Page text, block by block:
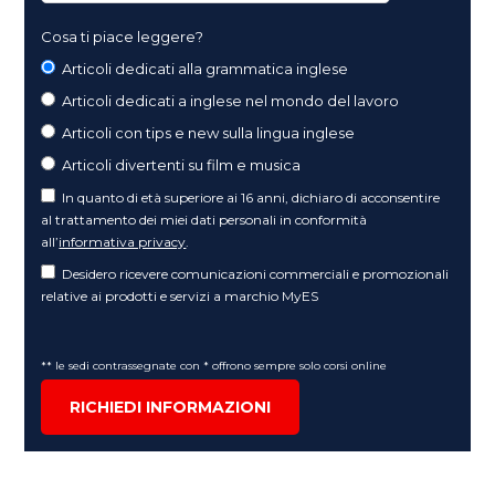
Cosa ti piace leggere?
Articoli dedicati alla grammatica inglese
Articoli dedicati a inglese nel mondo del lavoro
Articoli con tips e new sulla lingua inglese
Articoli divertenti su film e musica
In quanto di età superiore ai 16 anni, dichiaro di acconsentire
al trattamento dei miei dati personali in conformità
all’informativa privacy
Desidero ricevere comunicazioni commerciali e promozionali
relative ai prodotti e servizi a marchio MyES
** le sedi contrassegnate con * offrono sempre solo corsi online
RICHIEDI INFORMAZIONI